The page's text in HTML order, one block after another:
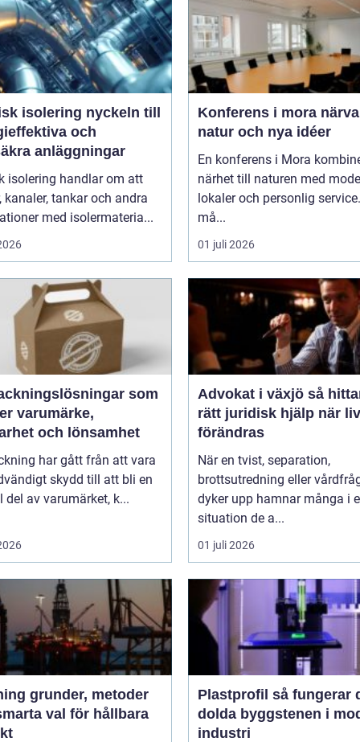
nyckeln till
och
anläggningar
isolering handlar om att
kanaler, tankar och andra
med isolermateria...
Konferens i mora närvaro,
natur och nya idéer
En konferens i Mora
närhet till naturen med
lokaler och personlig
må...
01 juli 2026
som
varumärke,
och lönsamhet
har gått från att vara
skydd till att bli en
del av varumärket, k...
Advokat i växjö så hittar du
rätt juridisk hjälp när
förändras
När en tvist, separation,
brottsutredning eller
dyker upp hamnar många i
situation de a...
01 juli 2026
metoder
val för hållbara
Plastprofil så fungerar den
dolda byggstenen i
industri